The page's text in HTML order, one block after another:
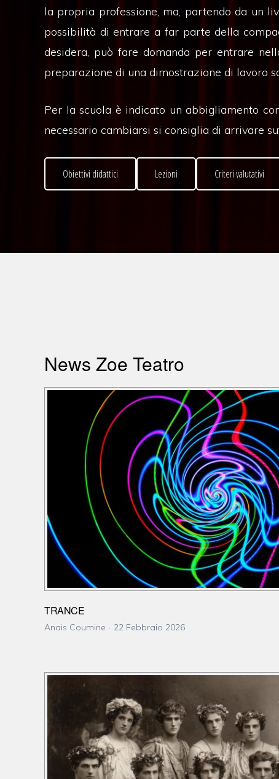
la propria professione, ma, partendo da un
possibilità di entrare a far parte della
desidera, può fare domanda per entrare
preparazione di una dimostrazione di lavoro
Per la scuola è indicato un abbigliamento
necessario cambiarsi si consiglia di arrivare
Obiettivi didattici Lezioni Criteri valutativi
News Zoe Teatro
TRANCE
Anais Coumine 22 Febbraio 2026